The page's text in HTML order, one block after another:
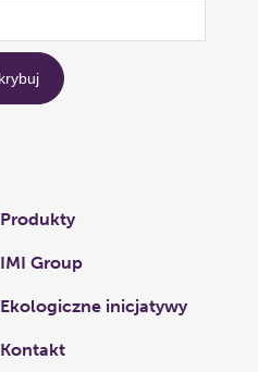
Produkty
IMI Group
Ekologiczne inicjatywy
Kontakt